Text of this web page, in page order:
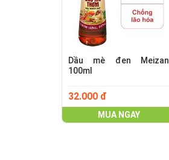
Dầu mè đen Meizan
100ml
32.000 đ
MUA NGAY